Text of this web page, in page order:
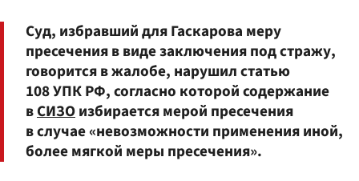
Cуд, избравший для Гаскарова меру
пресечения в виде заключения под стражу,
говорится в жалобе, нарушил статью
108 УПК РФ, согласно которой содержание
вСИЗОизбирается мерой пресечения
в случае «невозможности применения иной,
более мягкой меры пресечения».